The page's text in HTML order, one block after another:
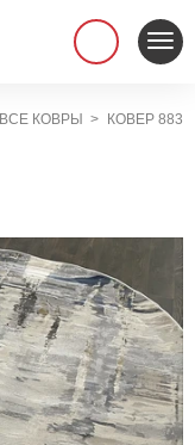
ВСЕ КОВРЫ КОВЕР 883